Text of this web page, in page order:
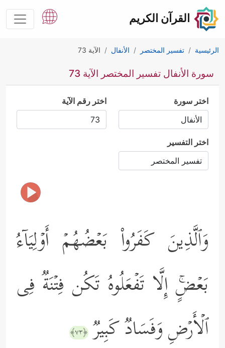
القرآن الكريم
الرئيسية تفسير المختصر الأنفال الآية 73
سورة الأنفال تفسير المختصر الآية 73
اختر سورة اختر رقم الآية
اختر التفسير
وَٱلَّذِینَ كَفَرُواْ بَعۡضُهُمۡ أَوۡلِیَاۤءُ
بَعۡضٍۚ إِلَّا تَفۡعَلُوهُ تَكُن فِتۡنَةࣱ فِی
ٱلۡأَرۡضِ وَفَسَادࣱ كَبِیرࣱ ﴿٧٣﴾